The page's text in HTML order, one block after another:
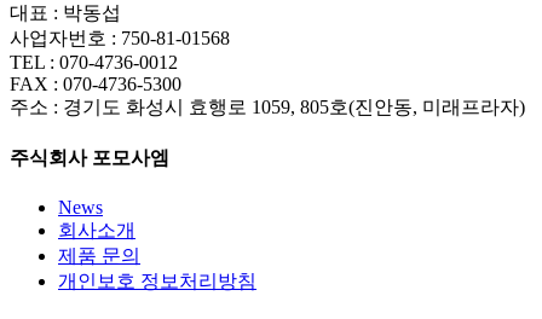
대표 : 박동섭
사업자번호 : 750-81-01568
TEL : 070-4736-0012
FAX : 070-4736-5300
주소 : 경기도 화성시 효행로 1059, 805호(진안동, 미래프라자)
주식회사 포모사엠
News
회사소개
제품 문의
개인보호 정보처리방침